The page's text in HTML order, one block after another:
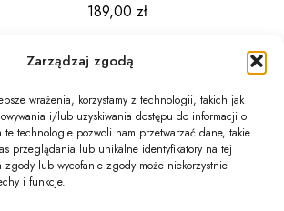
Zarządzaj zgodą
wrażenia, korzystamy z technologii, takich jak
i/lub uzyskiwania dostępu do informacji o
technologie pozwoli nam przetwarzać dane, takie
przeglądania lub unikalne identyfikatory na tej
zgody lub wycofanie zgody może niekorzystnie
i funkcje.
189,00 zł